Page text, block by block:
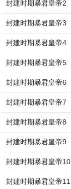
封建时期暴君皇帝2
封建时期暴君皇帝3
封建时期暴君皇帝4
封建时期暴君皇帝5
封建时期暴君皇帝6
封建时期暴君皇帝7
封建时期暴君皇帝8
封建时期暴君皇帝9
封建时期暴君皇帝10
封建时期暴君皇帝11